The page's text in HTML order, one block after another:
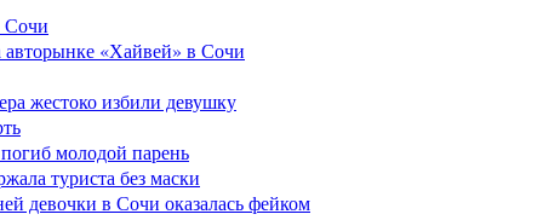
Сочи
авторынке «Хайвей» в Сочи
жестоко избили девушку
молодой парень
туриста без маски
девочки в Сочи оказалась фейком